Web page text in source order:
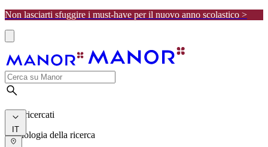
Non lasciarti sfuggire i must-have per il nuovo anno scolastico >
I più ricercati
Cronologia della ricerca
IT